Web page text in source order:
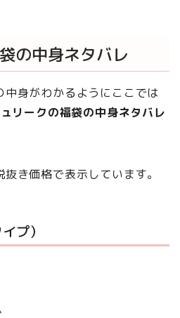
の中身ネタバレ
身がわかるようにここでは
リークの福袋の中身ネタバレ
き価格で表示しています。
プ）